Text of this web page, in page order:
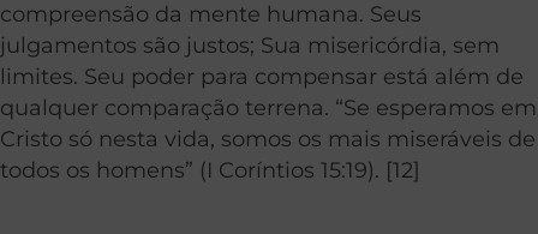
compreensão da mente humana. Seus
julgamentos são justos; Sua misericórdia, sem
limites. Seu poder para compensar está além de
qualquer comparação terrena. “Se esperamos em
Cristo só nesta vida, somos os mais miseráveis de
todos os homens” (I Coríntios 15:19). [12]